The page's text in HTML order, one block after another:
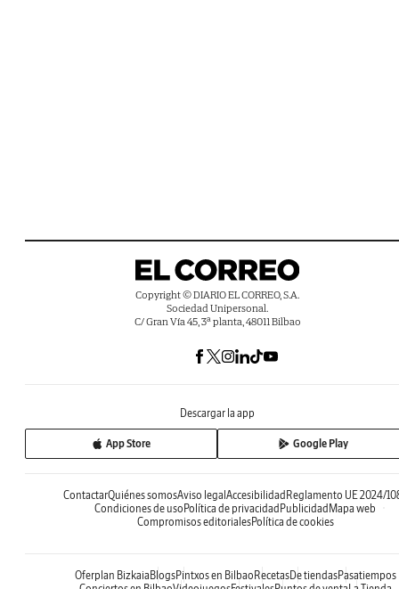
Copyright © DIARIO EL CORREO, S.A.
Sociedad Unipersonal.
C/ Gran Vía 45, 3ª planta, 48011 Bilbao
Descargar la app
App Store Google Play
ContactarQuiénes somosAviso legal Accesibilidad Reglamento UE 2024/
Condiciones de uso Política de privacidad Publicidad Mapa web
Compromisos editorialesPolítica de cookies
Oferplan Bizkaia BlogsPintxos en Bilbao RecetasDe tiendasPasatiempos